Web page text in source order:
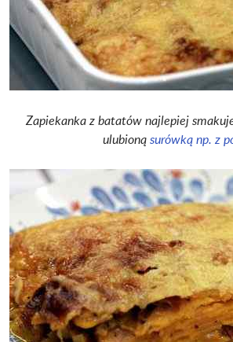
Zapiekanka z batatów najlepiej
ulubionąsurówką np. z